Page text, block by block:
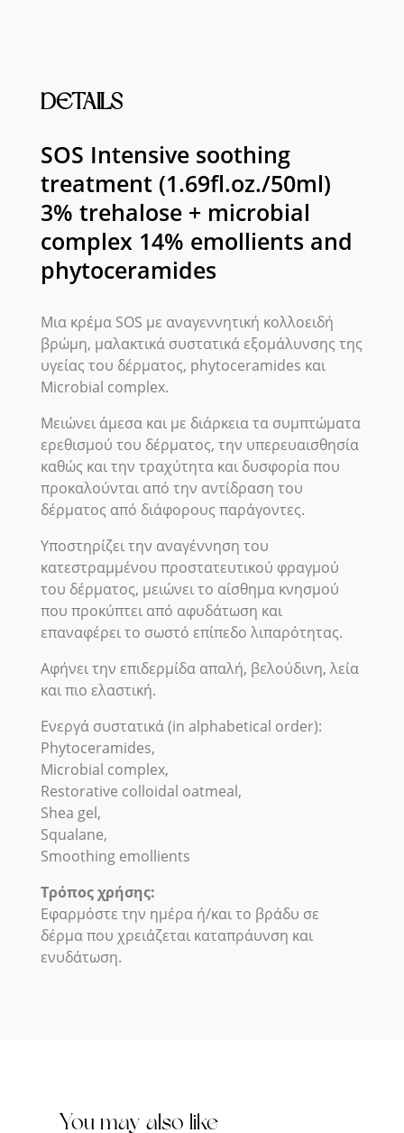
ποσότητα
DETAILS
SOS Intensive soothing
treatment (1.69fl.oz./50ml)
3% trehalose + microbial
complex 14% emollients and
phytoceramides
Μια κρέμα SOS με αναγεννητική κολλοειδή
βρώμη, μαλακτικά συστατικά εξομάλυνσης της
υγείας του δέρματος, phytoceramides και
Microbial complex.
Μειώνει άμεσα και με διάρκεια τα συμπτώματα
ερεθισμού του δέρματος, την υπερευαισθησία
καθώς και την τραχύτητα και δυσφορία που
προκαλούνται από την αντίδραση του
δέρματος από διάφορους παράγοντες.
Υποστηρίζει την αναγέννηση του
κατεστραμμένου προστατευτικού φραγμού
του δέρματος, μειώνει το αίσθημα κνησμού
που προκύπτει από αφυδάτωση και
επαναφέρει το σωστό επίπεδο λιπαρότητας.
Αφήνει την επιδερμίδα απαλή, βελούδινη, λεία
και πιο ελαστική.
Ενεργά συστατικά (in alphabetical order):
Phytoceramides,
Microbial complex,
Restorative colloidal oatmeal,
Shea gel,
Squalane,
Smoothing emollients
Τρόπος χρήσης:
Εφαρμόστε την ημέρα ή/και το βράδυ σε
δέρμα που χρειάζεται καταπράυνση και
ενυδάτωση.
You may also like